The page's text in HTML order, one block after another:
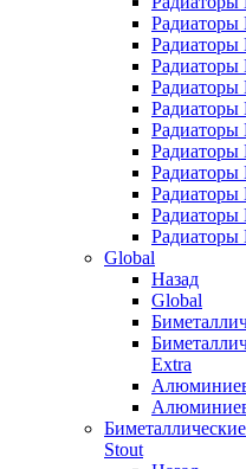
Радиаторы
Радиаторы
Радиаторы
Радиаторы
Радиаторы
Радиаторы
Радиаторы
Радиаторы
Радиаторы
Радиаторы
Радиаторы
Global
Назад
Global
Extra
Stout